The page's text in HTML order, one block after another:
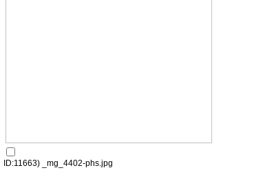
ID:11663) _mg_4402-phs.jpg